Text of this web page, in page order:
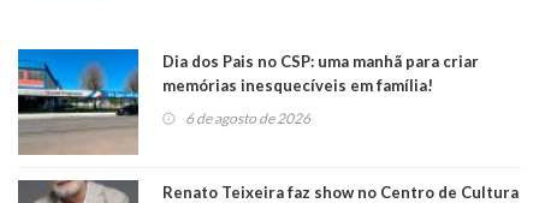
Dia dos Pais no CSP: uma manhã para criar
memórias inesquecíveis em família!
6 de agosto de 2026
Renato Teixeira faz show no Centro de Cultura